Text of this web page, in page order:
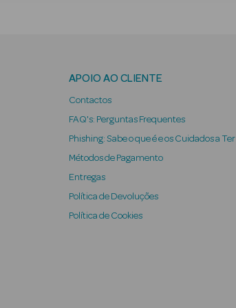
APOIO AO CLIENTE
Contactos
FAQ's: Perguntas Frequentes
Phishing: Sabe o que é e os Cuidados a Ter
Métodos de Pagamento
Entregas
Política de Devoluções
Política de Cookies